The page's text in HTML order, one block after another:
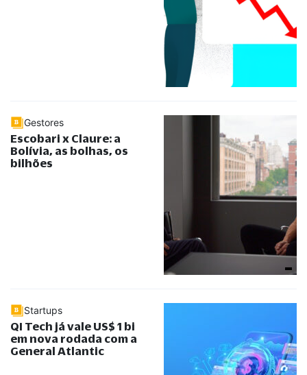
Gestores
Escobari x Claure: a
Bolívia, as bolhas, os
bilhões
Startups
QI Tech já vale US$ 1 bi
em nova rodada com a
General Atlantic